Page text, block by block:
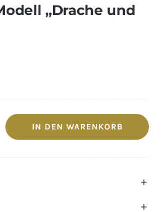
„Drache und
IN DEN WARENKORB